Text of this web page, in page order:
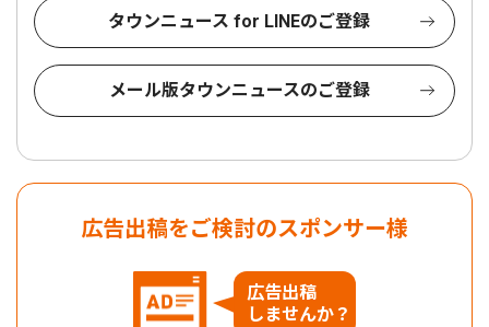
タウンニュース for LINEのご登録
メール版タウンニュースのご登録
広告出稿をご検討のスポンサー様
広告出稿
しませんか？